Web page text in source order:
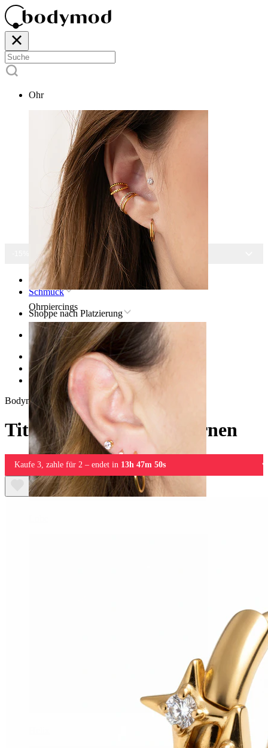
Ohr
Ohrpiercings
-15% AUF ALLEN SCHMUCK
Startseite
Schmuck
Shoppe nach Platzierung
Ohr
Helix
Titan-Helix-Piercingschmuck
Titan-Ring mit zwei Sternen
Bodymod Trend
Titan-Ring mit zwei Sternen
Kaufe 3, zahle für 2 – endet in 13h 47m 50s